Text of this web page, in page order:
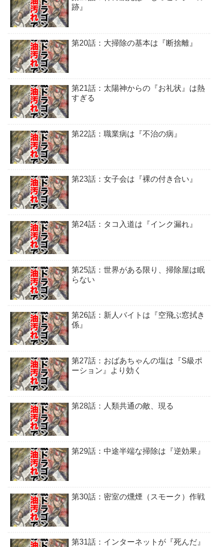
跡』
第20話：大掃除の基本は『断捨離』
第21話：太陽神からの『お礼状』は熱
すぎる
第22話：職業病は『不治の病』
第23話：女子会は『裸の付き合い』
第24話：タコ入道は『インク漏れ』
第25話：世界がある限り、掃除屋は眠
らない
第26話：新人バイトは『空飛ぶ窓拭き
係』
第27話：おばあちゃんの塩は『S級ポ
ーション』より効く
第28話：人類共通の敵、現る
第29話：中途半端な掃除は『逆効果』
第30話：密室の燻煙（スモーク）作戦
第31話：インターネットが『死んだ』